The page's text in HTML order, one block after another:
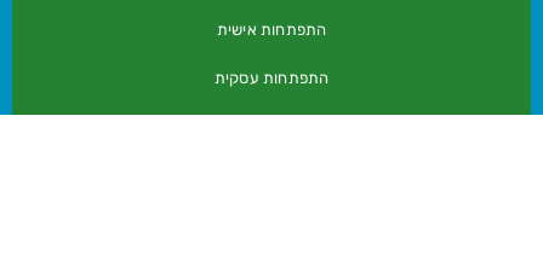
התפתחות אישית
התפתחות עסקית